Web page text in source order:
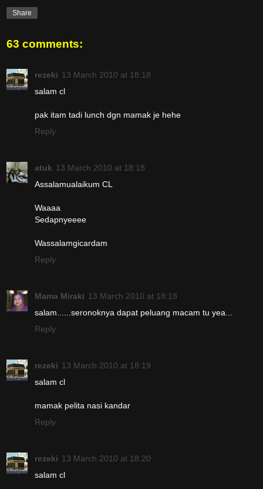
Share
63 comments:
rezeki 13 March 2010 at 18:18
salam cl
pak itam tadi lunch dgn mamak je hehe
Reply
atuk 13 March 2010 at 18:18
Assalamualaikum CL
Waaaa
Sedapnyeeee
Wassalamgicardam
Reply
Mama Miraki 13 March 2010 at 18:18
salam......seronoknya dapat peluang macam tu yea...
Reply
rezeki 13 March 2010 at 18:19
salam cl
mamak pelita nasi kandar
Reply
rezeki 13 March 2010 at 18:20
salam cl